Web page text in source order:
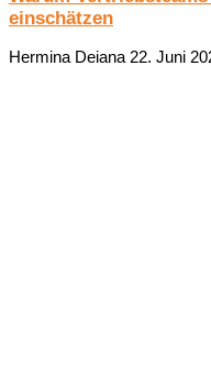
einschätzen
Hermina Deiana22. Juni